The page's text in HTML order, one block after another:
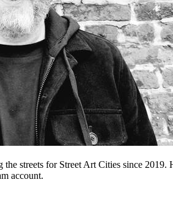
streets for Street Art Cities since
account.